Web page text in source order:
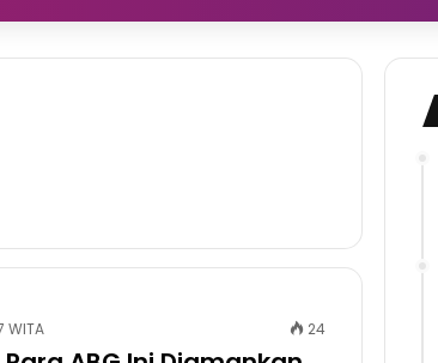
WITA 24